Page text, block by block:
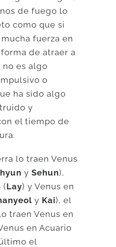
de fuego lo
como que si
fuerza en
de atraer a
no es algo
o
ha sido algo
y
el tiempo de
lo traen Venus
ySehun),
(Lay) y Venus en
y Kai), el
traen Venus en
en Acuario
el